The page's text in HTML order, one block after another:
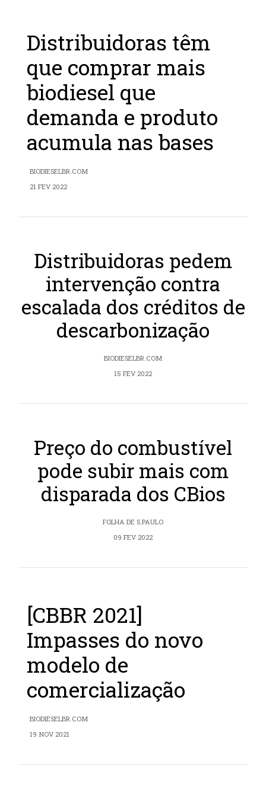
Distribuidoras têm
que comprar mais
biodiesel que
demanda e produto
acumula nas bases
BIODIESELBR.COM
21 FEV 2022
Distribuidoras pedem
intervenção contra
escalada dos créditos de
descarbonização
BIODIESELBR.COM
15 FEV 2022
Preço do combustível
pode subir mais com
disparada dos CBios
FOLHA DE S.PAULO
09 FEV 2022
[CBBR 2021]
Impasses do novo
modelo de
comercialização
BIODIESELBR.COM
19 NOV 2021